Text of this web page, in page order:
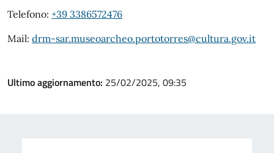
Telefono: +39 3386572476
Mail: drm-sar.museoarcheo.portotorres@cultura.gov.it
Ultimo aggiornamento: 25/02/2025, 09:35